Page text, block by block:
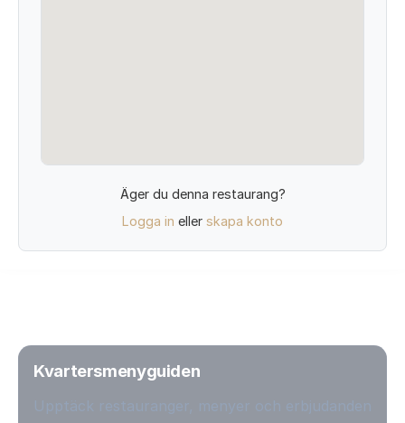
Äger du denna restaurang?
Logga in eller skapa konto
Kvartersmenyguiden